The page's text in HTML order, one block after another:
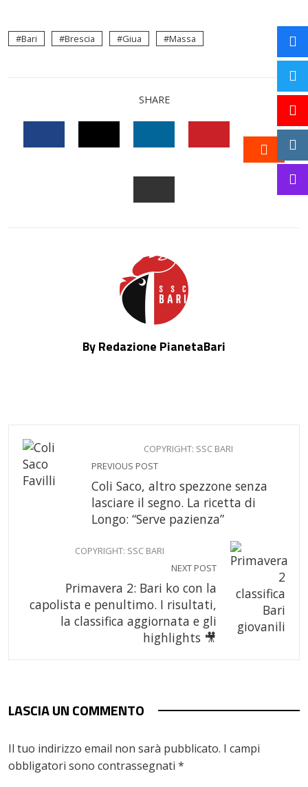
Bari Brescia Giua Massa
SHARE
PINTEREST
By Redazione PianetaBari
COPYRIGHT: SSC BARI
PREVIOUS POST
Coli Saco, altro spezzone senza
lasciare il segno. La ricetta di
Longo: “Serve pazienza”
COPYRIGHT: SSC BARI
NEXT POST
Primavera 2: Bari ko con la
capolista e penultimo. I risultati,
la classifica aggiornata e gli
highlights 🎥
LASCIA UN COMMENTO
Il tuo indirizzo email non sarà pubblicato. I campi
obbligatori sono contrassegnati *